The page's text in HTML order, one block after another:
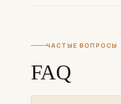
ЧАСТЫЕ ВОПРОСЫ
FAQ